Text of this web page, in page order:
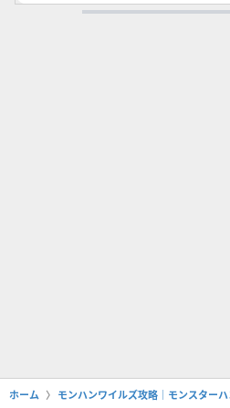
ホーム モンハンワイルズ攻略｜モンスター